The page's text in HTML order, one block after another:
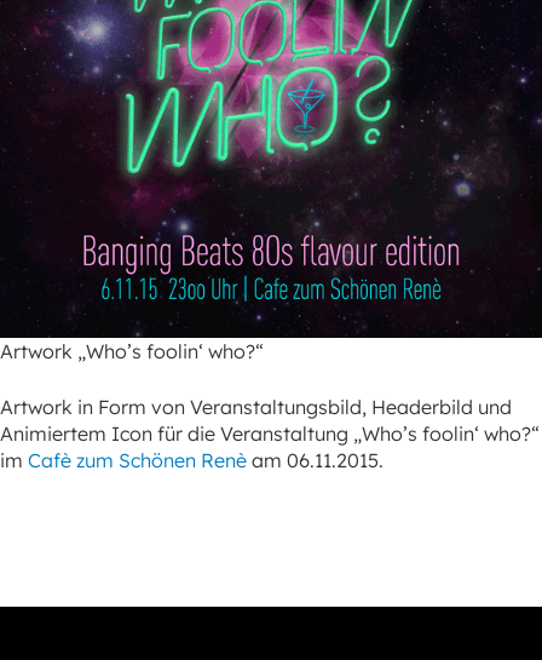
Artwork „Who’s foolin‘ who?“
Artwork in Form von Veranstaltungsbild, Headerbild und
Animiertem Icon für die Veranstaltung „Who’s foolin‘ who?“
im Cafè zum Schönen Renè am 06.11.2015.